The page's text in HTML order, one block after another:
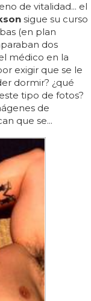
de vitalidad... el
sigue su curso
(en plan
dos
médico en la
exigir que se le
dormir? ¿qué
tipo de fotos?
de
que se...